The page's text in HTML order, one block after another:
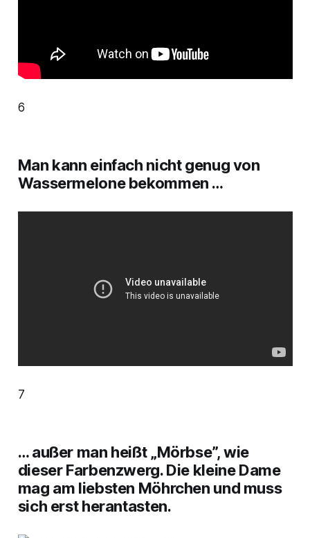
6
Man kann einfach nicht genug von
Wassermelone bekommen …
7
… außer man heißt „Mörbse”, wie
dieser Farbenzwerg. Die kleine Dame
mag am liebsten Möhrchen und muss
sich erst herantasten.